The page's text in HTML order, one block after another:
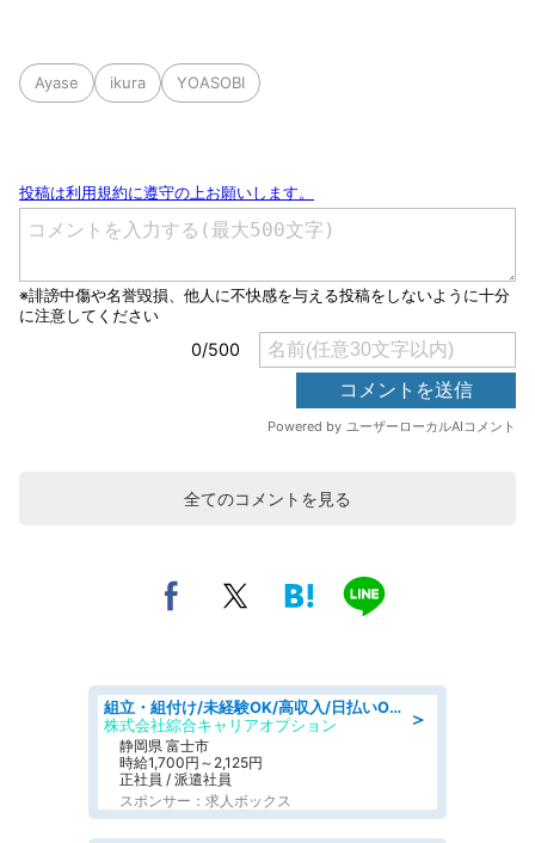
Ayase ikura YOASOBI
全てのコメントを見る
＞
組立・組付け/未経験OK/高収入/日払いOK/交替制/20・30・40代活躍中
株式会社綜合キャリアオプション
静岡県 富士市
時給1,700円～2,125円
正社員 / 派遣社員
スポンサー：求人ボックス